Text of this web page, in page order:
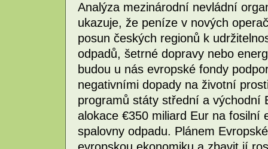
Analýza mezinárodní nevládní
ukazuje, že peníze v nových
posun českých regionů k
odpadů, šetrné dopravy nebo
budou u nás evropské fondy
negativními dopady na životní
programů státy střední a východní
alokace €350 miliard Eur na
spalovny odpadu. Plánem